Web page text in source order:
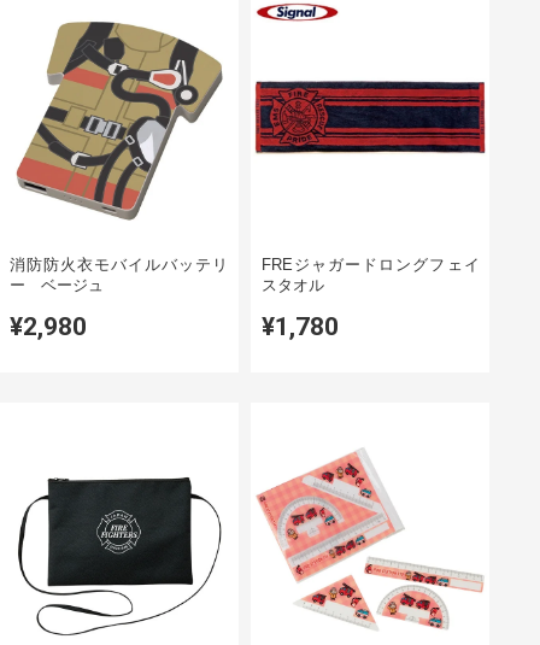
消防防火衣モバイルバッテリ
ー ベージュ
¥2,980
FREジャガードロングフェイ
スタオル
¥1,780